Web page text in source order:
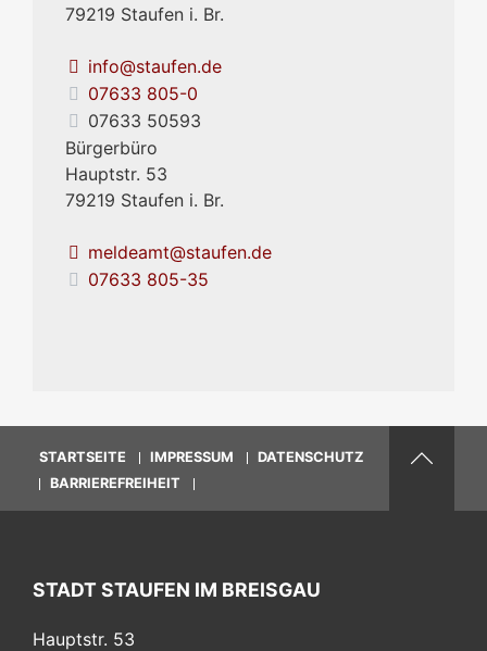
79219 Staufen i. Br.
info@staufen.de
07633 805-0
07633 50593
Bürgerbüro
Hauptstr. 53
79219 Staufen i. Br.
meldeamt@staufen.de
07633 805-35
STARTSEITE IMPRESSUM
DATENSCHUTZ
BARRIEREFREIHEIT
STADT STAUFEN IM BREISGAU
Hauptstr. 53